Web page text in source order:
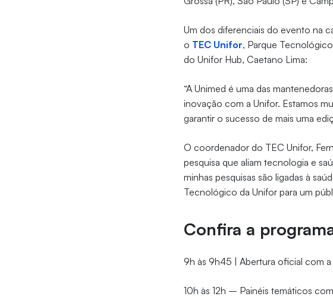
Um dos diferenciais do evento na
o TEC Unifor, Parque
do Unifor Hub, Caetano Lima:
“A Unimed é uma das
inovação com a Unifor. Estamos
garantir o sucesso de mais uma
O coordenador do TEC Unifor,
pesquisa que aliam tecnologia e
minhas pesquisas são ligadas à
Tecnológico da Unifor para um
Confira a
9h às 9h45 | Abertura oficial com
10h às 12h – Painéis temáticos